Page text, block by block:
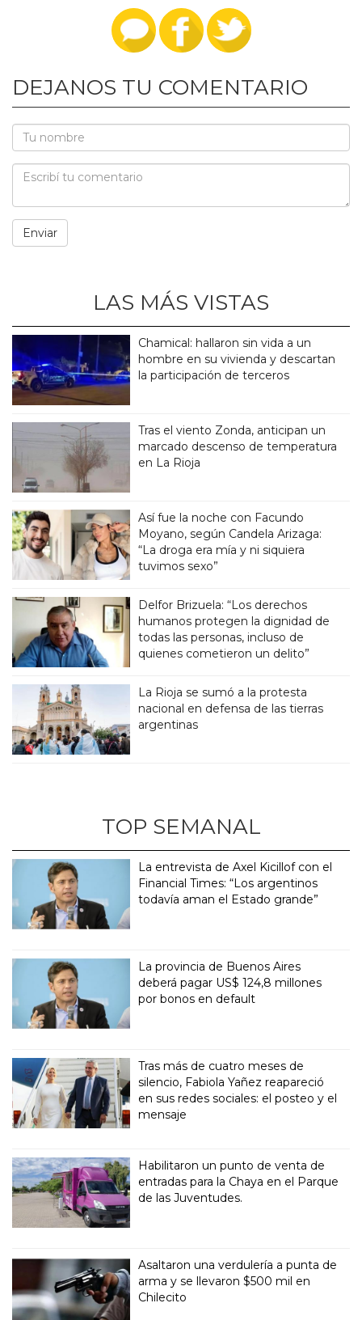
DEJANOS TU COMENTARIO
LAS MÁS VISTAS
Chamical: hallaron sin vida a un
hombre en su vivienda y descartan
la participación de terceros
Tras el viento Zonda, anticipan un
marcado descenso de temperatura
en La Rioja
Así fue la noche con Facundo
Moyano, según Candela Arizaga:
“La droga era mía y ni siquiera
tuvimos sexo”
Delfor Brizuela: “Los derechos
humanos protegen la dignidad de
todas las personas, incluso de
quienes cometieron un delito”
La Rioja se sumó a la protesta
nacional en defensa de las tierras
argentinas
TOP SEMANAL
La entrevista de Axel Kicillof con el
Financial Times: “Los argentinos
todavía aman el Estado grande”
La provincia de Buenos Aires
deberá pagar US$ 124,8 millones
por bonos en default
Tras más de cuatro meses de
silencio, Fabiola Yañez reapareció
en sus redes sociales: el posteo y el
mensaje
Habilitaron un punto de venta de
entradas para la Chaya en el Parque
de las Juventudes.
Asaltaron una verdulería a punta de
arma y se llevaron $500 mil en
Chilecito